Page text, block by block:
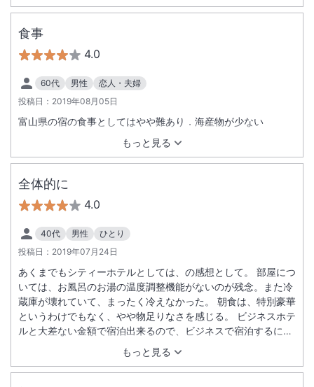
食事
4.0
60代 男性
恋人・夫婦
投稿日： 2019年08月05日
もっと見る
富山県の宿の食事としてはやや難あり．海産物が少ない
全体的に
4.0
40代 男性
ひとり
投稿日： 2019年07月24日
もっと見る
あくまでもシティーホテルとしては、の感想として。 部屋につ
いては、お風呂のお湯の温度調整機能がないのが残念。また冷
蔵庫が壊れていて、まったく冷えなかった。 朝食は、特別豪華
というわけでもなく、やや物足りなさを感じる。 ビジネスホテ
ルと大差ない金額で宿泊出来るので、ビジネスで宿泊するには
満足大満足といっていいのでは。